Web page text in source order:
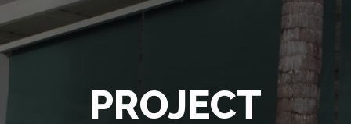
PROJECT